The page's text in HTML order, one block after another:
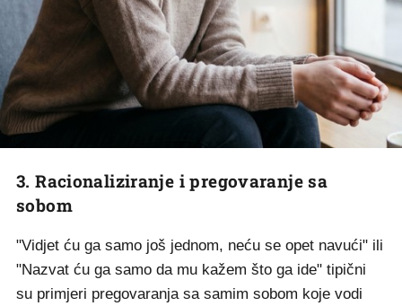
3. Racionaliziranje i pregovaranje sa
sobom
"Vidjet ću ga samo još jednom, neću se opet navući" ili
"Nazvat ću ga samo da mu kažem što ga ide" tipični
su primjeri pregovaranja sa samim sobom koje vodi